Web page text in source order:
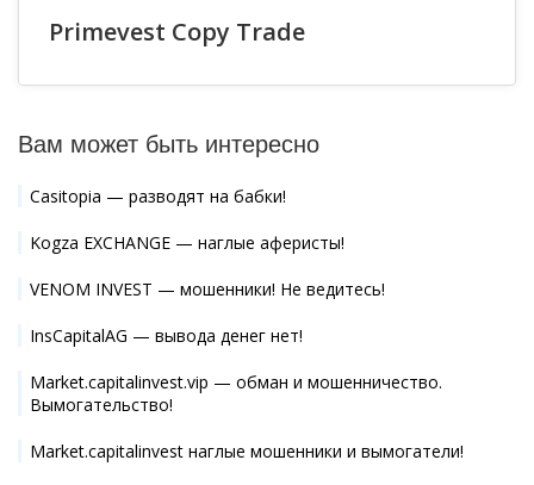
Primevest Copy Trade
Вам может быть интересно
Casitopia — разводят на бабки!
Kogza EXCHANGE — наглые аферисты!
VENOM INVEST — мошенники! Не ведитесь!
InsCapitalAG — вывода денег нет!
Market.capitalinvest.vip — обман и мошенничество.
Вымогательство!
Market.capitalinvest наглые мошенники и вымогатели!